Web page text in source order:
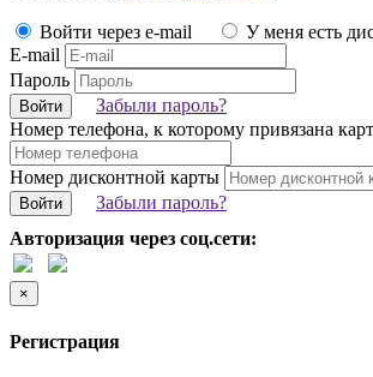
Войти через e-mail
У меня есть
E-mail
Пароль
Войти
Забыли пароль?
Номер телефона, к которому привязана
Номер дисконтной карты
Войти
Забыли пароль?
Авторизация через соц.сети:
×
Регистрация